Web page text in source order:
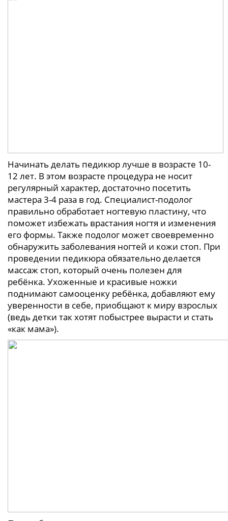
Начинать делать педикюр лучше в возрасте 10-
12 лет. В этом возрасте процедура не носит
регулярный характер, достаточно посетить
мастера 3-4 раза в год. Специалист-подолог
правильно обработает ногтевую пластину, что
поможет избежать врастания ногтя и изменения
его формы. Также подолог может своевременно
обнаружить заболевания ногтей и кожи стоп. При
проведении педикюра обязательно делается
массаж стоп, который очень полезен для
ребёнка. Ухоженные и красивые ножки
поднимают самооценку ребёнка, добавляют ему
уверенности в себе, приобщают к миру взрослых
(ведь детки так хотят побыстрее вырасти и стать
«как мама»).